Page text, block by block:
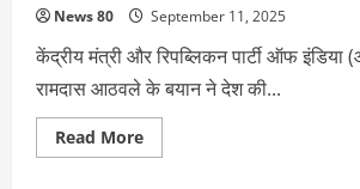
News 80 September 11, 2025
केंद्रीय मंत्री और रिपब्लिकन पार्टी ऑफ
रामदास आठवले के बयान ने देश की...
Read MoreRead
more